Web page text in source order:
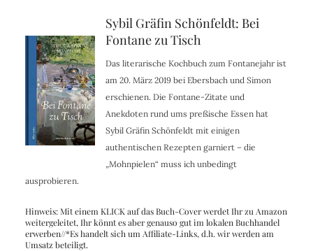
Sybil Gräfin Schönfeldt: Bei
Fontane zu Tisch
Das literarische Kochbuch zum Fontanejahr ist
am 20. März 2019bei Ebersbach und Simon
erschienen. Die Fontane-Zitate und
Anekdoten rund ums preßische Essen hat
Sybil Gräfin Schönfeldt mit einigen
authentischen Rezepten garniert – die
„Mohnpielen“ muss ich unbedingt
ausprobieren.
Hinweis: Mit einem KLICK auf das Buch-Cover werdet Ihr zu Amazon
weitergeleitet, Ihr könnt es aber genauso gut im lokalen Buchhandel
erwerben//*Es handelt sich um Affiliate-Links, d.h. wir werden am
Umsatz beteiligt.